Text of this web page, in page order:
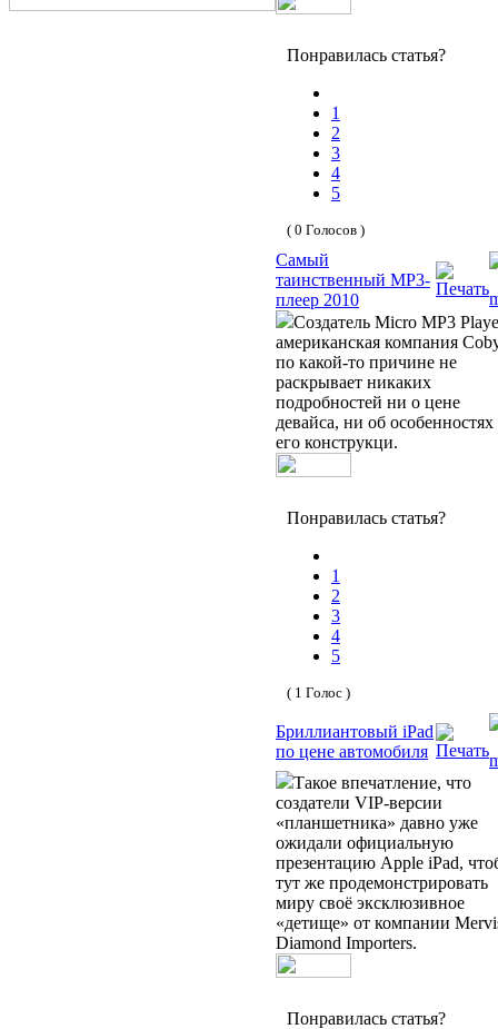
Понравилась статья?
1
2
3
4
5
( 0 Голосов )
Самый
таинственный MP3-
плеер 2010
Создатель Micro MP3
американская компания
по какой-то причине не
раскрывает никаких
подробностей ни о цене
девайса, ни об особенностях
его конструкци.
Понравилась статья?
1
2
3
4
5
( 1 Голос )
Бриллиантовый iPad
по цене автомобиля
Такое впечатление, что
создатели VIP-версии
«планшетника» давно уже
ожидали официальную
презентацию Apple iPad,
тут же продемонстрировать
миру своё эксклюзивное
«детище» от компании
Diamond Importers.
Понравилась статья?